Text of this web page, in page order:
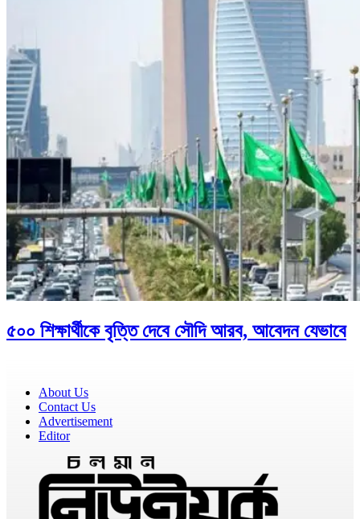
৫০০ শিক্ষার্থীকে বৃত্তি দেবে সৌদি আরব, আবেদন যেভাবে
About Us
Contact Us
Advertisement
Editor